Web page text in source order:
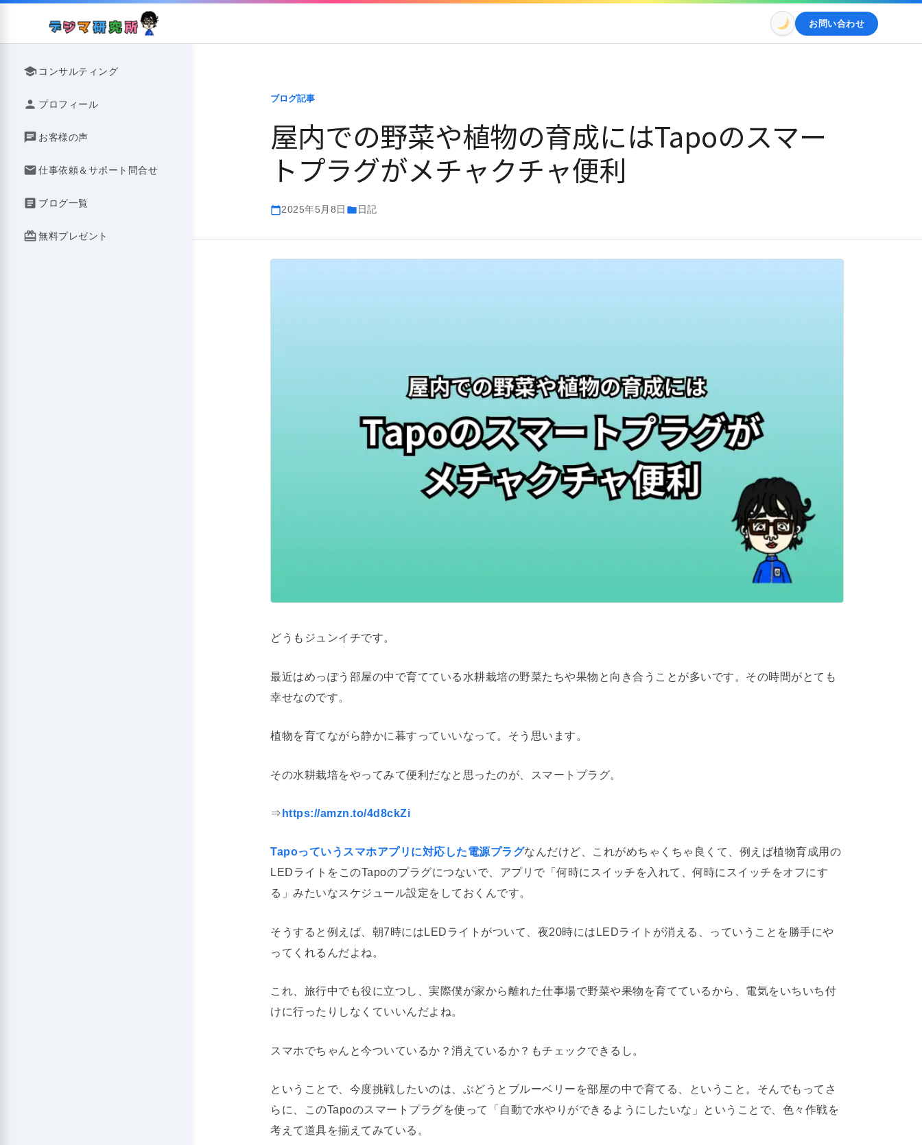
Skip
お問い合わせ
school コンサルティング
person プロフィール
chat お客様の声
mail仕事依頼＆サポート問合せ
article ブログ一覧
redeem無料プレゼント
ブログ記事
屋内での野菜や植物の育成にはTapoのスマー
トプラグがメチャクチャ便利
calendar_today2025年5月8日 folder日記
どうもジュンイチです。
最近はめっぽう部屋の中で育てている水耕栽培の野菜たちや果物と向き合うことが多いです。その時間がとても
幸せなのです。
植物を育てながら静かに暮すっていいなって。そう思います。
その水耕栽培をやってみて便利だなと思ったのが、スマートプラグ。
⇒ https://amzn.to/4d8ckZi
Tapoっていうスマホアプリに対応した電源プラグなんだけど、これがめちゃくちゃ良くて、例えば植物育成用の
LEDライトをこのTapoのプラグにつないで、アプリで「何時にスイッチを入れて、何時にスイッチをオフにす
る」みたいなスケジュール設定をしておくんです。
そうすると例えば、朝7時にはLEDライトがついて、夜20時にはLEDライトが消える、っていうことを勝手にや
ってくれるんだよね。
これ、旅行中でも役に立つし、実際僕が家から離れた仕事場で野菜や果物を育てているから、電気をいちいち付
けに行ったりしなくていいんだよね。
スマホでちゃんと今ついているか？消えているか？もチェックできるし。
ということで、今度挑戦したいのは、ぶどうとブルーベリーを部屋の中で育てる、ということ。そんでもってさ
らに、このTapoのスマートプラグを使って「自動で水やりができるようにしたいな」ということで、色々作戦を
考えて道具を揃えてみている。